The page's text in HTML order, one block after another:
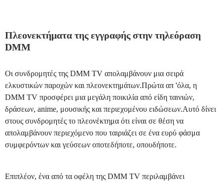
Πλεονεκτήματα της εγγραφής στην τηλεόραση
DMM
Οι συνδρομητές της DMM TV απολαμβάνουν μια σειρά
ελκυστικών παροχών και πλεονεκτημάτων.Πρώτα απ 'όλα, η
DMM TV προσφέρει μια μεγάλη ποικιλία από είδη ταινιών,
δράσεων, anime, μουσικής και περιεχομένου ειδώσεων.Αυτό δίνει
στους συνδρομητές το πλεονέκτημα ότι είναι σε θέση να
απολαμβάνουν περιεχόμενο που ταιριάζει σε ένα ευρύ φάσμα
συμφερόντων και γεύσεων οποτεδήποτε, οπουδήποτε.
Επιπλέον, ένα από τα οφέλη της DMM TV περιλαμβάνει